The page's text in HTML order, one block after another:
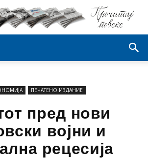
ПЕЧАТЕНО ИЗДАНИЕ
пред нови
војни и
рецесија